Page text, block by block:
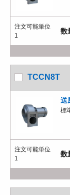
注文可能単位
1
数
TCCN8T
送
標
注文可能単位
1
数